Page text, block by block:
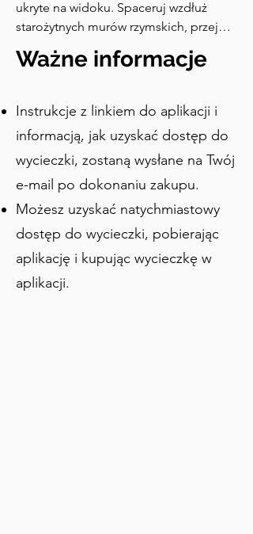
ukryte na widoku. Spaceruj wzdłuż
starożytnych murów rzymskich, przejdź
dlaczego zaginęła tajemniczo
ikonicznej Bazyliki del Pilar spójrz w
górę, by odnaleźć wczesne arcydzieła
jednego z najsłynniejszych artystów
Hiszpanii, Goi. Usłysz fascynujące
opowieści o bohaterstwie wojennym,
tajemniczych relikwiach i cudownych
legendach. Idealna dla miłośników
historii i ciekawych podróżników, ta
wycieczka odkrywa ukryte sekrety
Saragossy krok po kroku.
Ważne informacje
Instrukcje z linkiem do aplikacji i
informacją, jak uzyskać dostęp do
wycieczki, zostaną wysłane na Twój
e-mail po dokonaniu zakupu.
Możesz uzyskać natychmiastowy
dostęp do wycieczki, pobierając
aplikację i kupując wycieczkę w
aplikacji.